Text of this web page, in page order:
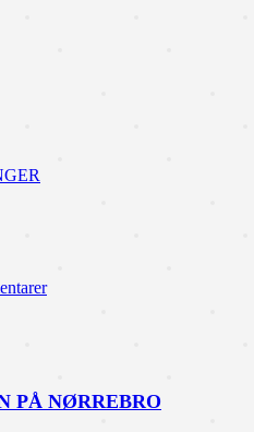
PÅ NØRREBRO